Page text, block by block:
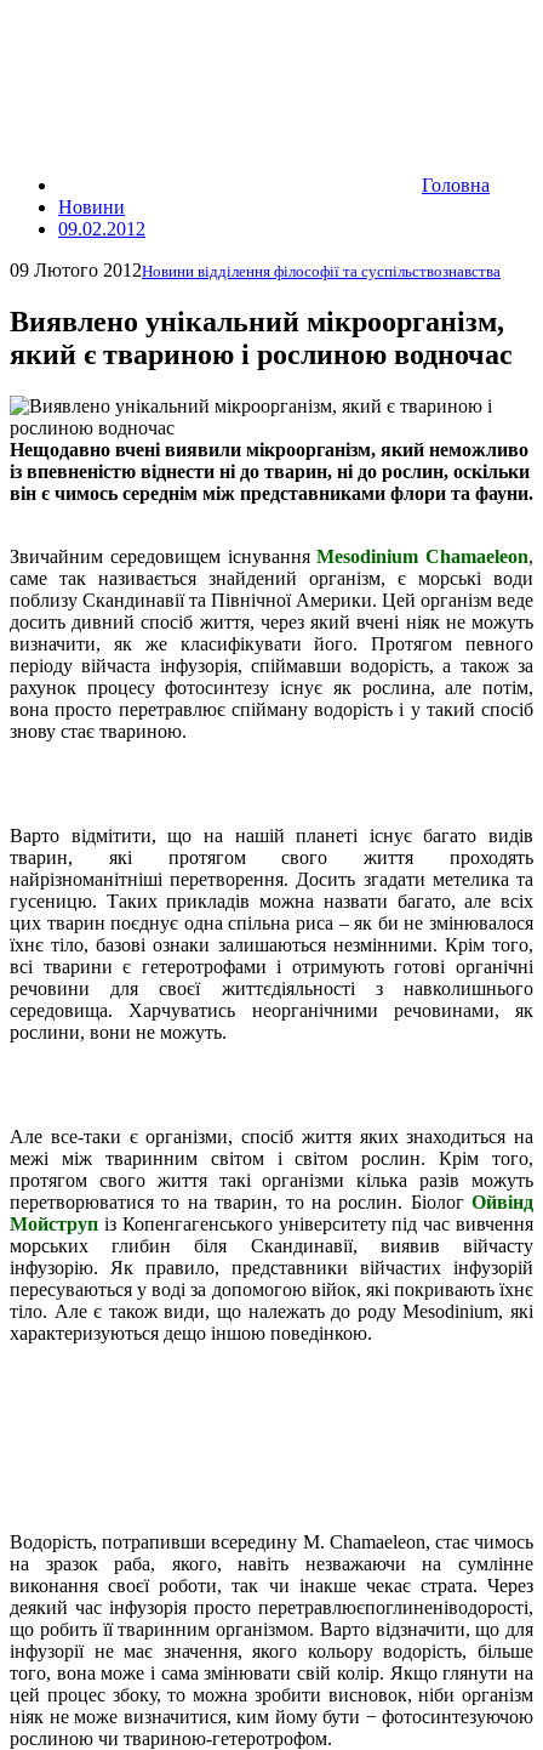
Головна
Новини
09.02.2012
09 Лютого 2012Новини відділення філософії та суспільствознавства
Виявлено унікальний мікроорганізм,
який є твариною і рослиною водночас
Нещодавно вчені виявили мікроорганізм, який неможливо
із впевненістю віднести ні до тварин, ні до рослин, оскільки
він є чимось середнім між представниками флори та фауни.
Звичайним середовищем існуванняMesodinium Chamaeleon,
саме так називається знайдений організм, є морські води
поблизу Скандинавії та Північної Америки. Цей організм веде
досить дивний спосіб життя, через який вчені ніяк не можуть
визначити, як же класифікувати його. Протягом певного
періоду війчаста інфузорія, спіймавши водорість, а також за
рахунок процесу фотосинтезу існує як рослина, але потім,
вона просто перетравлює спійману водорість і у такий спосіб
знову стає твариною.
Варто відмітити, що на нашій планеті існує багато видів
тварин, які протягом свого життя проходять
найрізноманітніші перетворення. Досить згадати метелика та
гусеницю. Таких прикладів можна назвати багато, але всіх
цих тварин поєднує одна спільна риса – як би не змінювалося
їхнє тіло, базові ознаки залишаються незмінними. Крім того,
всі тварини є гетеротрофами і отримують готові органічні
речовини для своєї життєдіяльності з навколишнього
середовища. Харчуватись неорганічними речовинами, як
рослини, вони не можуть.
Але все-таки є організми, спосіб життя яких знаходиться на
межі між тваринним світом і світом рослин. Крім того,
протягом свого життя такі організми кілька разів можуть
перетворюватися то на тварин, то на рослин. Біолог Ойвінд
Мойструп із Копенгагенського університету під час вивчення
морських глибин біля Скандинавії, виявив війчасту
інфузорію. Як правило, представники війчастих інфузорій
пересуваються у воді за допомогою війок, які покривають їхнє
тіло. Але є також види, що належать до роду Mesodinium, які
характеризуються дещо іншою поведінкою.
Водорість, потрапивши всередину M. Chamaeleon, стає чимось
на зразок раба, якого, навіть незважаючи на сумлінне
виконання своєї роботи, так чи інакше чекає страта. Через
деякий час інфузорія просто перетравлюєпоглиненіводорості,
що робить її тваринним організмом. Варто відзначити, що для
інфузорії не має значення, якого кольору водорість, більше
того, вона може і сама змінювати свій колір. Якщо глянути на
цей процес збоку, то можна зробити висновок, ніби організм
ніяк не може визначитися, ким йому бути − фотосинтезуючою
рослиною чи твариною-гетеротрофом.